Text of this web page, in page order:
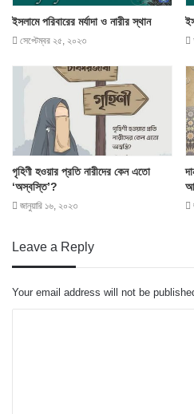
ইসলামে পরিবারের মর্যাদা ও নারীর স্থান
সেপ্টেম্বর ২৫, ২০২৩
গৃহিণী হওয়ার প্রতি নারীদের কেন এতো
‘অস্বস্তি’?
জানুয়ারি ১৬, ২০২৩
Leave a Reply
Your email address will not be